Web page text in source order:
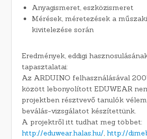
Anyagismeret, eszközismeret
Mérések, méretezések a
kivitelezése során
Eredmények, eddigi
tapasztalatai:
Az ARDUINO felhasználásával
között lebonyolított EDUWEAR
projektben résztvevő tanulók
beválás-vizsgálatot készítettünk.
A projektről itt tudhat meg többet:
http://eduwear.halas.hu/, http://